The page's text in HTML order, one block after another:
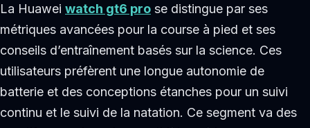
La Huawei watch gt6 pro se distingue par ses
métriques avancées pour la course à pied et ses
conseils d’entraînement basés sur la science. Ces
utilisateurs préfèrent une longue autonomie de
batterie et des conceptions étanches pour un suivi
continu et le suivi de la natation. Ce segment va des